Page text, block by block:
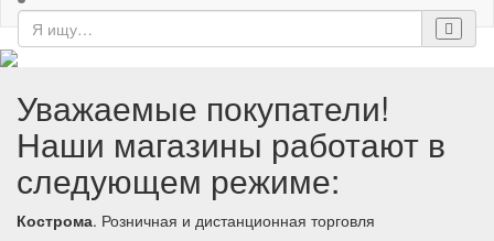
Уважаемые покупатели!
Наши магазины работают в
следующем режиме:
Кострома. Розничная и дистанционная торговля